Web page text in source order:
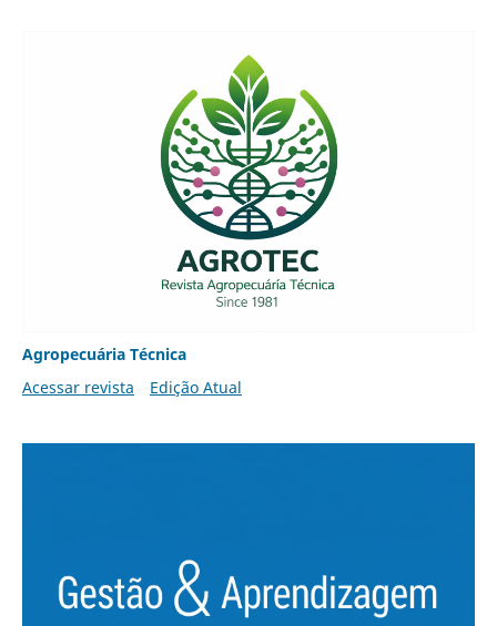
Agropecuária Técnica
Acessar revista
Edição Atual